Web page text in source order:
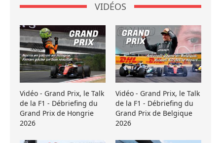
VIDÉOS
Vidéo - Grand Prix, le Talk
de la F1 - Débriefing du
Grand Prix de Hongrie
2026
Vidéo - Grand Prix, le Talk
de la F1 - Débriefing du
Grand Prix de Belgique
2026